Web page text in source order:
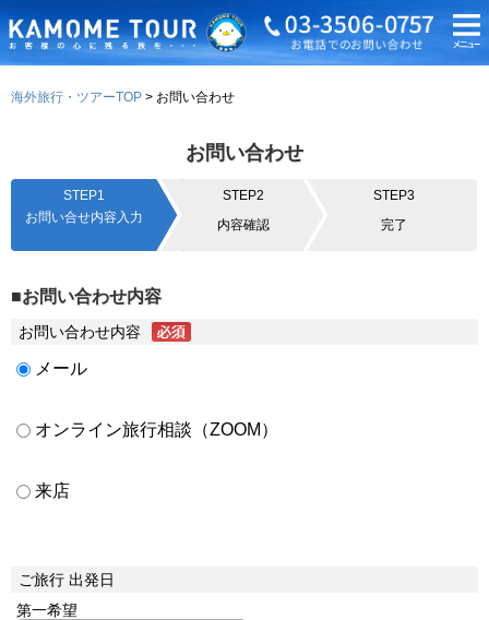
海外旅行・ツアーTOP お問い合わせ
お問い合わせ
STEP1
お問い合せ内容入力
STEP2
内容確認
STEP3
完了
■お問い合わせ内容
お問い合わせ内容
メール
オンライン旅行相談（ZOOM）
来店
ご旅行 出発日
第一希望